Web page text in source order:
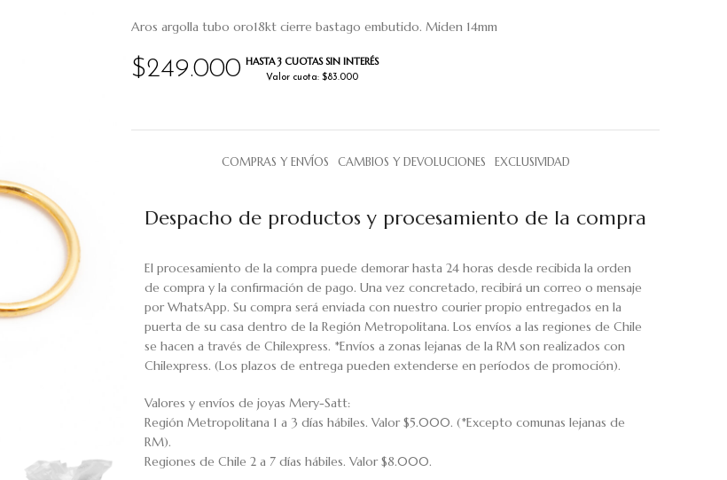
$249.000 HASTA 3 CUOTAS SIN INTERÉS
Valor cuota: $83.000
Aros argolla tubo oro18kt cierre bastago embutido. Miden 14mm
COMPRAS Y ENVÍOS CAMBIOS Y DEVOLUCIONES EXCLUSIVIDAD
Despacho de productos y procesamiento de la compra
El procesamiento de la compra puede demorar hasta 24 horas desde recibida la orden
de compra y la confirmación de pago. Una vez concretado, recibirá un correo o mensaje
por WhatsApp. Su compra será enviada con nuestro courier propio entregados en la
puerta de su casa dentro de la Región Metropolitana. Los envíos a las regiones de Chile
se hacen a través de Chilexpress. *Envíos a zonas lejanas de la RM son realizados con
Chilexpress. (Los plazos de entrega pueden extenderse en períodos de promoción).
Valores y envíos de joyas Mery-Satt:
Región Metropolitana 1 a 3 días hábiles. Valor $5.000. (*Excepto comunas lejanas de
RM).
Regiones de Chile 2 a 7 días hábiles. Valor $8.000.